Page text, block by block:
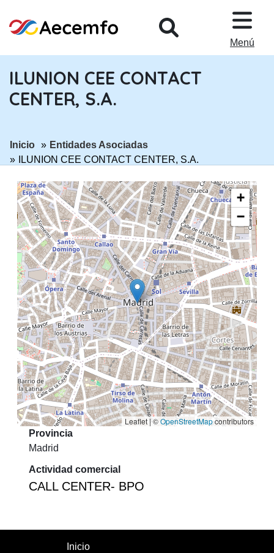
Menú
ILUNION CEE CONTACT
CENTER, S.A.
ir a página:
Inicio ir a página:
Entidades Asociadas
ILUNION CEE CONTACT CENTER, S.A.
+
−
Leaflet | ©OpenStreetMapcontributors
Provincia
Madrid
Actividad comercial
CALL CENTER- BPO
Inicio